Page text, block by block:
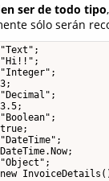
ser de todo tipo
sólo serán
"Hi!!";
"Integer";